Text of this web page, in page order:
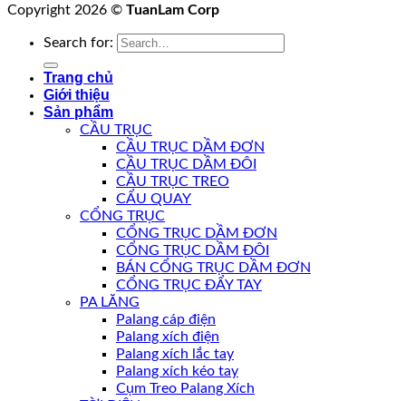
Copyright 2026 © TuanLam Corp
Search for:
Trang chủ
Giới thiệu
Sản phẩm
CẦU TRỤC
CẦU TRỤC DẦM ĐƠN
CẦU TRỤC DẦM ĐÔI
CẦU TRỤC TREO
CẨU QUAY
CỔNG TRỤC
CỔNG TRỤC DẦM ĐƠN
CỔNG TRỤC DẦM ĐÔI
BÁN CỔNG TRỤC DẦM ĐƠN
CỔNG TRỤC ĐẨY TAY
PA LĂNG
Palang cáp điện
Palang xích điện
Palang xích lắc tay
Palang xích kéo tay
Cụm Treo Palang Xích